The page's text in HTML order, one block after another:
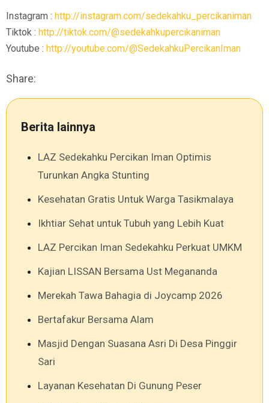
Instagram : http://instagram.com/sedekahku_percikaniman
Tiktok : http://tiktok.com/@sedekahkupercikaniman
Youtube : http://youtube.com/@SedekahkuPercikanIman
Share:
Berita lainnya
LAZ Sedekahku Percikan Iman Optimis
Turunkan Angka Stunting
Kesehatan Gratis Untuk Warga Tasikmalaya
Ikhtiar Sehat untuk Tubuh yang Lebih Kuat
LAZ Percikan Iman Sedekahku Perkuat UMKM
Kajian LISSAN Bersama Ust Megananda
Merekah Tawa Bahagia di Joycamp 2026
Bertafakur Bersama Alam
Masjid Dengan Suasana Asri Di Desa Pinggir
Sari
Layanan Kesehatan Di Gunung Peser